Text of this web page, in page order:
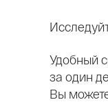
Удобный
за один
Вы